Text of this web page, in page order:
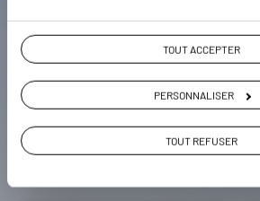
TOUT ACCEPTER
PERSONNALISER
TOUT REFUSER
Athènes
Delphes Galaxidi Le Pirée
Agios Prokopios - Naxos